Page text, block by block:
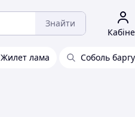
Знайти
Жилет лама Соболь